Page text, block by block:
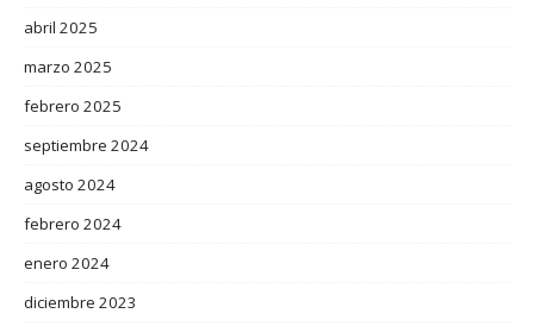
abril 2025
marzo 2025
febrero 2025
septiembre 2024
agosto 2024
febrero 2024
enero 2024
diciembre 2023